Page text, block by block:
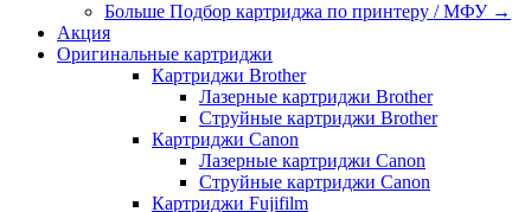
Больше Подбор картриджа по принтеру / МФУ →
Акция
Оригинальные картриджи
Картриджи Brother
Лазерные картриджи Brother
Струйные картриджи Brother
Картриджи Canon
Лазерные картриджи Canon
Струйные картриджи Canon
Картриджи Fujifilm